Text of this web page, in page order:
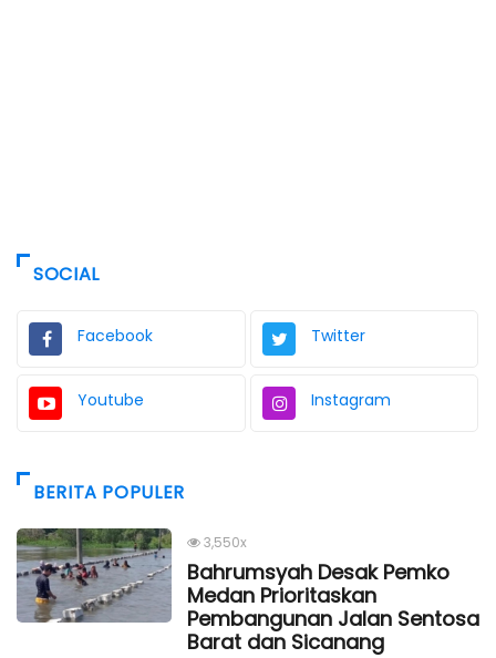
SOCIAL
Facebook Twitter
Youtube Instagram
BERITA POPULER
3,550x
Bahrumsyah Desak Pemko
Medan Prioritaskan
Pembangunan Jalan Sentosa
Barat dan Sicanang